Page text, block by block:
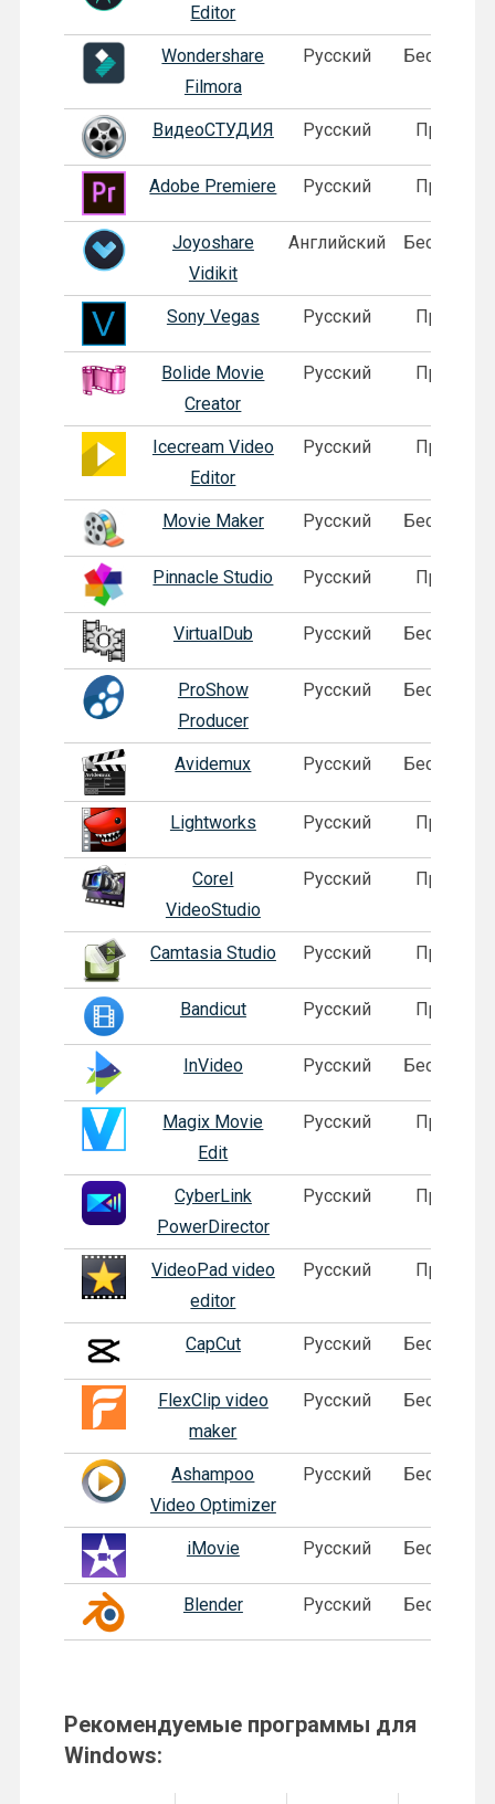
Editor
Wondershare
Filmora
Русский
ВидеоСТУДИЯ Русский Пробная
Adobe Premiere Русский Пробная
Joyoshare
Vidikit
Английский
Sony Vegas Русский Пробная
Bolide Movie
Creator
Русский Пробная
Icecream Video
Editor
Русский Пробная
Movie Maker Русский
Pinnacle Studio Русский Пробная
VirtualDub Русский
ProShow
Producer
Русский
Avidemux Русский
Lightworks Русский Пробная
Corel
VideoStudio
Русский Пробная
Camtasia Studio Русский Пробная
Bandicut Русский Пробная
InVideo Русский
Magix Movie
Edit
Русский Пробная
CyberLink
PowerDirector
Русский Пробная
VideoPad video
editor
Русский Пробная
CapCut Русский
FlexClip video
maker
Русский
Ashampoo
Video Optimizer
Русский
iMovie Русский
Blender Русский
Рекомендуемые программы для
Windows: